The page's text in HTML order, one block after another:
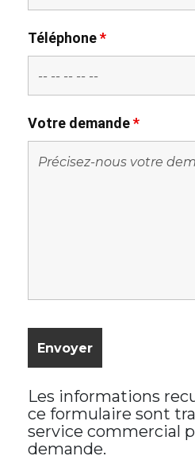
Téléphone*
Votre demande*
Les informations
ce formulaire sont
service commercial
demande.